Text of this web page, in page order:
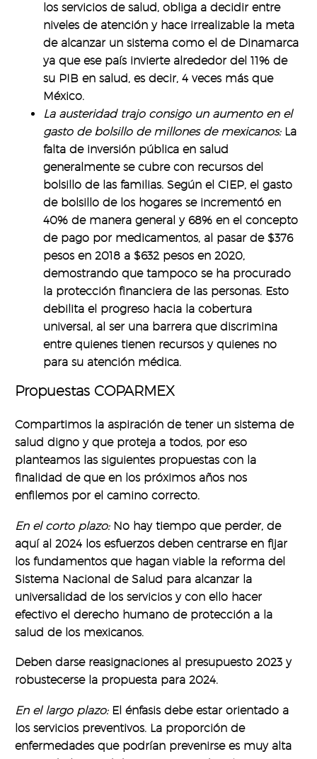
los servicios de salud, obliga a decidir entre
niveles de atención y hace irrealizable la meta
de alcanzar un sistema como el de Dinamarca
ya que ese país invierte alrededor del 11% de
su PIB en salud, es decir, 4 veces más que
México.
La austeridad trajo consigo un aumento en el
gasto de bolsillo de millones de mexicanos:La
falta de inversión pública en salud
generalmente se cubre con recursos del
bolsillo de las familias. Según el CIEP, el gasto
de bolsillo de los hogares se incrementó en
40% de manera general y 68% en el concepto
de pago por medicamentos, al pasar de $376
pesos en 2018 a $632 pesos en 2020,
demostrando que tampoco se ha procurado
la protección financiera de las personas. Esto
debilita el progreso hacia la cobertura
universal, al ser una barrera que discrimina
entre quienes tienen recursos y quienes no
para su atención médica.
Propuestas COPARMEX
Compartimos la aspiración de tener un sistema de
salud digno y que proteja a todos, por eso
planteamos las siguientes propuestas con la
finalidad de que en los próximos años nos
enfilemos por el camino correcto.
En el corto plazo: No hay tiempo que perder, de
aquí al 2024 los esfuerzos deben centrarse en fijar
los fundamentos que hagan viable la reforma del
Sistema Nacional de Salud para alcanzar la
universalidad de los servicios y con ello hacer
efectivo el derecho humano de protección a la
salud de los mexicanos.
Deben darse reasignaciones al presupuesto 2023 y
robustecerse la propuesta para 2024.
En el largo plazo: El énfasis debe estar orientado a
los servicios preventivos. La proporción de
enfermedades que podrían prevenirse es muy alta